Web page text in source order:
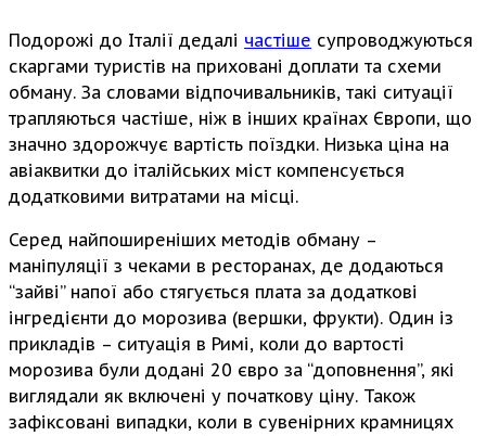
Подорожі до Італії дедалі частіше супроводжуються
скаргами туристів на приховані доплати та схеми
обману. За словами відпочивальників, такі ситуації
трапляються частіше, ніж в інших країнах Європи, що
значно здорожчує вартість поїздки. Низька ціна на
авіаквитки до італійських міст компенсується
додатковими витратами на місці.
Серед найпоширеніших методів обману –
маніпуляції з чеками в ресторанах, де додаються
“зайві” напої або стягується плата за додаткові
інгредієнти до морозива (вершки, фрукти). Один із
прикладів – ситуація в Римі, коли до вартості
морозива були додані 20 євро за “доповнення”, які
виглядали як включені у початкову ціну. Також
зафіксовані випадки, коли в сувенірних крамницях